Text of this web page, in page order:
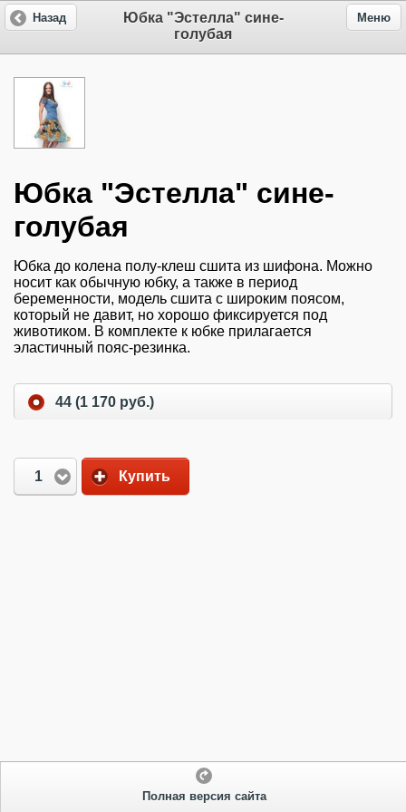
Юбка "Эстелла" сине-
голубая
Назад Меню
Юбка "Эстелла" сине-
голубая
Юбка до колена полу-клеш сшита из шифона. Можно
носит как обычную юбку, а также в период
беременности, модель сшита с широким поясом,
который не давит, но хорошо фиксируется под
животиком. В комплекте к юбке прилагается
эластичный пояс-резинка.
44 (1 170 руб.)
1 Купить
Полная версия сайта